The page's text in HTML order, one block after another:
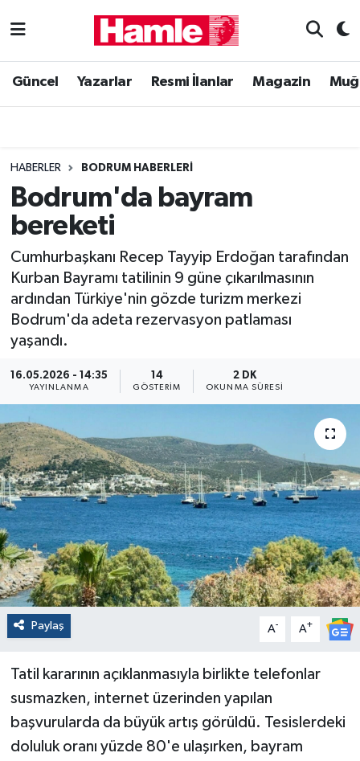
Güncel Yazarlar Resmi İlanlar Magazin
HABERLER BODRUM HABERLERI
Bodrum'da bayram
bereketi
Cumhurbaşkanı Recep Tayyip Erdoğan tarafından
Kurban Bayramı tatilinin 9 güne çıkarılmasının
ardından Türkiye'nin gözde turizm merkezi
Bodrum'da adeta rezervasyon patlaması
yaşandı.
16.05.2026 - 14:35
YAYINLANMA
14
GÖSTERIM
2 DK
OKUNMA SÜRESI
Paylaş A- A+
Tatil kararının açıklanmasıyla birlikte telefonlar
susmazken, internet üzerinden yapılan
başvurularda da büyük artış görüldü. Tesislerdeki
doluluk oranı yüzde 80'e ulaşırken, bayram
Güncel
Magazin
Muğla Haber
Siyaset
Muğla Nöbetçi Eczaneler
Muğla Trafik Yoğunluk Haritası
Süper Lig Puan Durumu ve Fikstür
Tüm Manşetler
Son Dakika Haberleri
Haber Arşivi